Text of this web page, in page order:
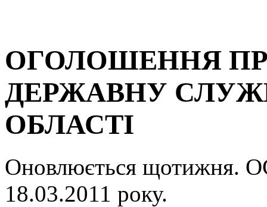
ОГОЛОШЕННЯ
ДЕРЖАВНУ
ОБЛАСТІ
Оновлюється
18.03.2011 року.